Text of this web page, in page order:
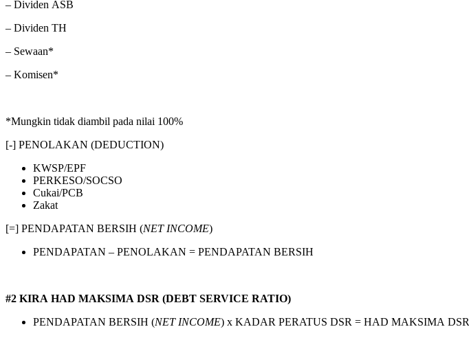
– Dividen ASB
– Dividen TH
– Sewaan*
– Komisen*
*Mungkin tidak diambil pada nilai 100%
[-] PENOLAKAN (DEDUCTION)
KWSP/EPF
PERKESO/SOCSO
Cukai/PCB
Zakat
[=] PENDAPATAN BERSIH (NET INCOME)
PENDAPATAN – PENOLAKAN = PENDAPATAN BERSIH
#2 KIRA HAD MAKSIMA DSR (DEBT SERVICE RATIO)
PENDAPATAN BERSIH (NET INCOME) x KADAR PERATUS DSR = HAD MAKSIMA DSR